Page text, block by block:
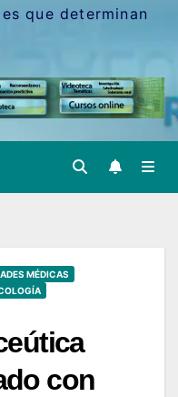
que determinan
MÉDICAS
con